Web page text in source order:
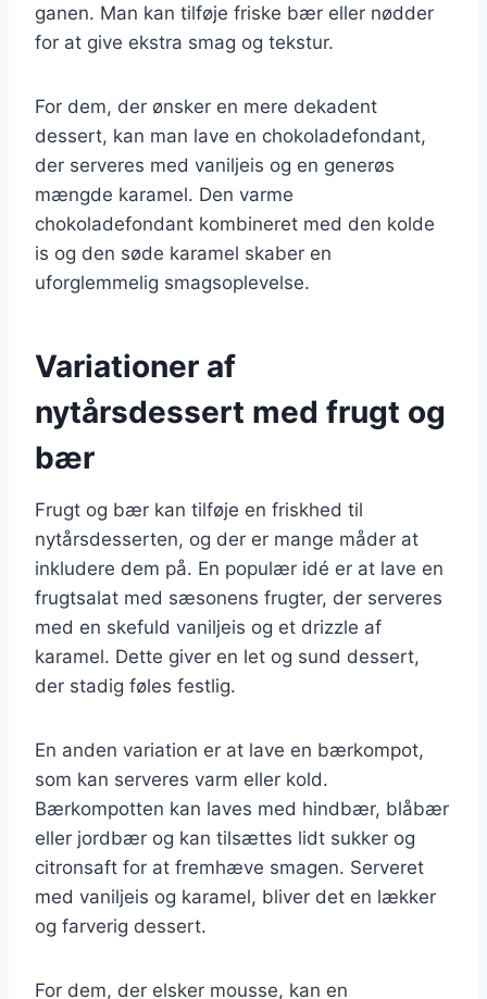
ganen. Man kan tilføje friske bær eller nødder
for at give ekstra smag og tekstur.
For dem, der ønsker en mere dekadent
dessert, kan man lave en chokoladefondant,
der serveres med vaniljeis og en generøs
mængde karamel. Den varme
chokoladefondant kombineret med den kolde
is og den søde karamel skaber en
uforglemmelig smagsoplevelse.
Variationer af
nytårsdessert med frugt og
bær
Frugt og bær kan tilføje en friskhed til
nytårsdesserten, og der er mange måder at
inkludere dem på. En populær idé er at lave en
frugtsalat med sæsonens frugter, der serveres
med en skefuld vaniljeis og et drizzle af
karamel. Dette giver en let og sund dessert,
der stadig føles festlig.
En anden variation er at lave en bærkompot,
som kan serveres varm eller kold.
Bærkompotten kan laves med hindbær, blåbær
eller jordbær og kan tilsættes lidt sukker og
citronsaft for at fremhæve smagen. Serveret
med vaniljeis og karamel, bliver det en lækker
og farverig dessert.
For dem, der elsker mousse, kan en